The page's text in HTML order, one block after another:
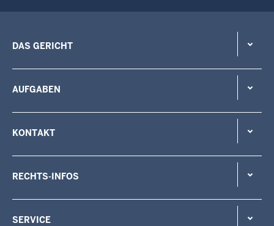
DAS GERICHT
AUFGABEN
KONTAKT
RECHTS-INFOS
SERVICE